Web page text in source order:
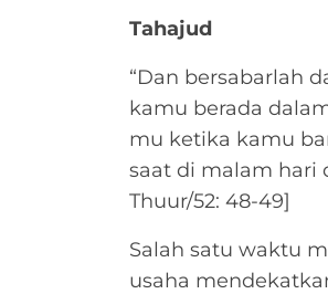
Tahajud
“Dan bersabarlah
kamu berada
mu ketika kamu
saat di malam hari
Thuur/52: 48-49]
Salah satu waktu
usaha